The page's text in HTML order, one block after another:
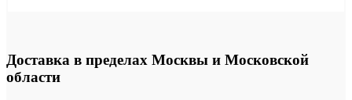
Доставка в пределах Москвы и Московской
области